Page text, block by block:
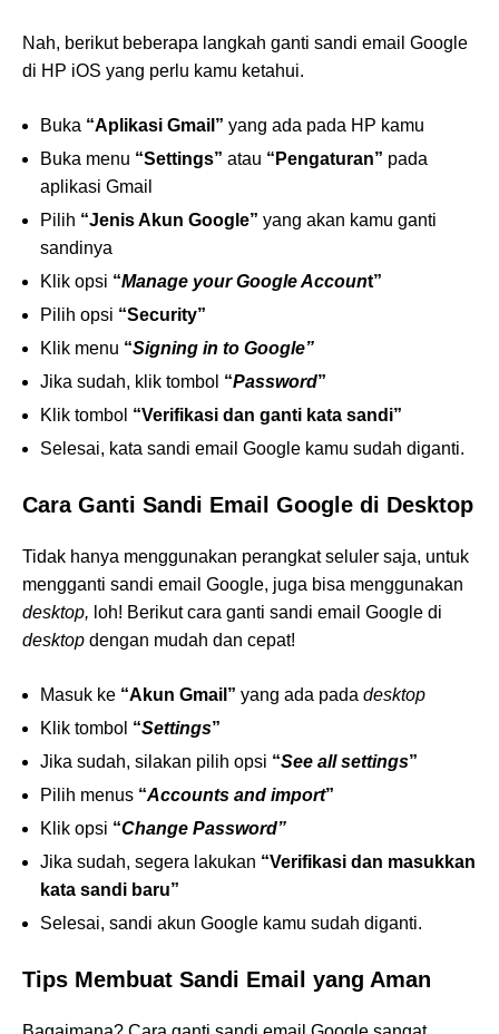
Nah, berikut beberapa langkah ganti sandi email Google
di HP iOS yang perlu kamu ketahui.
Buka “Aplikasi Gmail” yang ada pada HP kamu
Buka menu “Settings” atau “Pengaturan” pada
aplikasi Gmail
Pilih “Jenis Akun Google” yang akan kamu ganti
sandinya
Klik opsi “Manage your Google Account”
Pilih opsi “Security”
Klik menu “Signing in to Google”
Jika sudah, klik tombol “Password”
Klik tombol “Verifikasi dan ganti kata sandi”
Selesai, kata sandi email Google kamu sudah diganti.
Cara Ganti Sandi Email Google di Desktop
Tidak hanya menggunakan perangkat seluler saja, untuk
mengganti sandi email Google, juga bisa menggunakan
desktop, loh! Berikut cara ganti sandi email Google di
desktop dengan mudah dan cepat!
Masuk ke “Akun Gmail” yang ada pada desktop
Klik tombol “Settings”
Jika sudah, silakan pilih opsi “See all settings”
Pilih menus “Accounts and import”
Klik opsi “Change Password”
Jika sudah, segera lakukan “Verifikasi dan masukkan
kata sandi baru”
Selesai, sandi akun Google kamu sudah diganti.
Tips Membuat Sandi Email yang Aman